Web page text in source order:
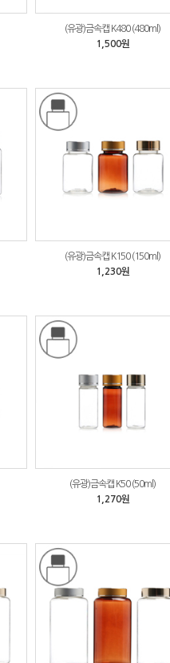
(유광)금속캡 K480 (480ml)
1,500원
(유광)금속캡 K150 (150ml)
1,230원
(유광)금속캡 K50 (50ml)
1,270원